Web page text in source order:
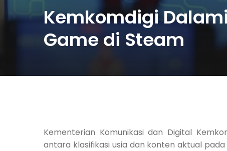
Kemkomdigi
Game di Steam
Kementerian Komunikasi dan Digital
antara klasifikasi usia dan konten aktual